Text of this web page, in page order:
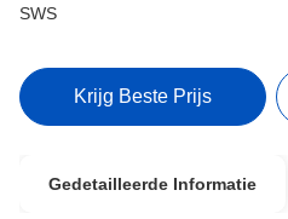
SWS
Krijg Beste Prijs
Gedetailleerde Informatie